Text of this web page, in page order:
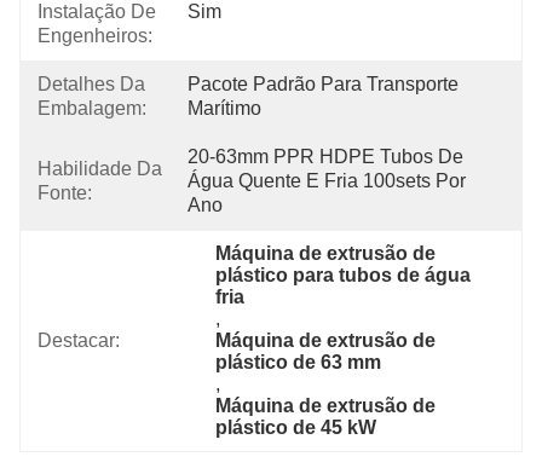
Instalação De
Engenheiros:
Sim
Detalhes Da
Embalagem:
Pacote Padrão Para Transporte
Marítimo
Habilidade Da
Fonte:
20-63mm PPR HDPE Tubos De
Água Quente E Fria 100sets Por
Ano
Destacar:
Máquina de extrusão de
plástico para tubos de água
fria
,
Máquina de extrusão de
plástico de 63 mm
,
Máquina de extrusão de
plástico de 45 kW